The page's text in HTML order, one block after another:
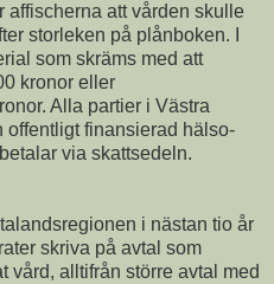
affischerna att vården skulle
storleken på plånboken. I
som skräms med att
kronor eller
Alla partier i Västra
offentligt finansierad hälso-
via skattsedeln.
i nästan tio år
skriva på avtal som
vård, alltifrån större avtal med